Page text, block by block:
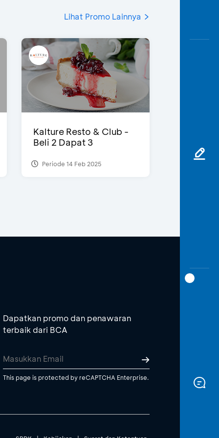
Lihat Promo Lainnya
Kalture Resto & Club -
Beli 2 Dapat 3
Periode 14 Feb 2025
Dapatkan promo dan penawaran
terbaik dari BCA
This page is protected by reCAPTCHA Enterprise.